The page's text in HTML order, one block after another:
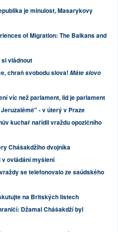
je minulost, Masarykovy
of Migration: The Balkans and
vládnout
chraň svobodu slova! Máte slovo
víc než parlament, lid je parlament
- v úterý v Praze
kuchař nařídil vraždu opozičního
Chášakdžího dvojníka
ovládání myšlení
se telefonovalo ze saúdského
na Britských listech
Džamal Chášakdží byl